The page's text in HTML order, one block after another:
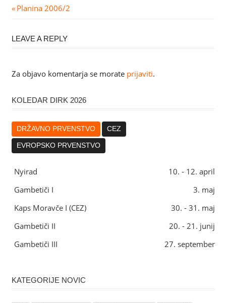
Navigacija
Previous
Planina 2006/2
LEAVE A REPLY
Za objavo komentarja se morate prijaviti.
KOLEDAR DIRK 2026
DRŽAVNO PRVENSTVO CEZ
EVROPSKO PRVENSTVO
Nyirad
10. - 12. april
Gambetiči I
3. maj
Kaps Moravče I (CEZ)
30. - 31. maj
Gambetiči II
20. - 21. junij
Gambetiči III
27. september
KATEGORIJE NOVIC